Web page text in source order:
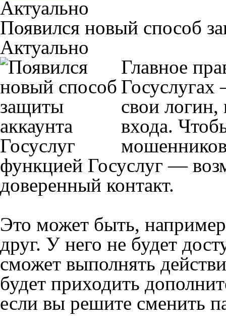
Актуально
Появился новый способ
Актуально
Главное
свои
входа.
функцией Госуслуг —
доверенный контакт.
Это может быть,
друг. У него не будет
сможет выполнять
будет приходить
если вы решите сменить